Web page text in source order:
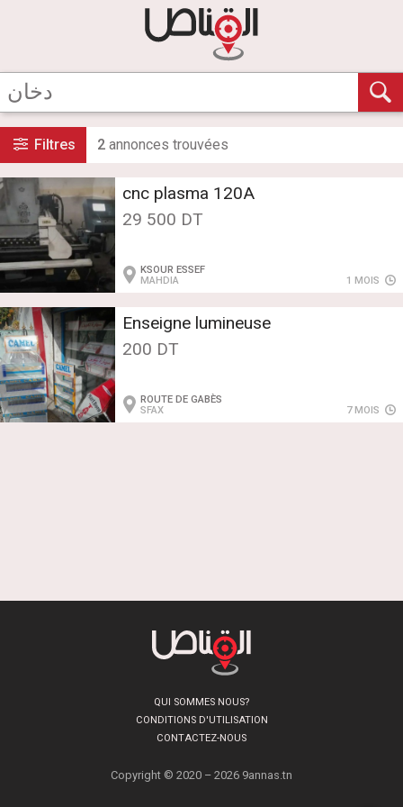
Filtres 2 annonces trouvées
cnc plasma 120A
29 500 DT
KSOUR ESSEF
MAHDIA
1 MOIS
Enseigne lumineuse
200 DT
ROUTE DE GABÈS
SFAX
7 MOIS
QUI SOMMES NOUS?
CONDITIONS D'UTILISATION
CONTACTEZ-NOUS
Copyright © 2020 – 2026 9annas.tn